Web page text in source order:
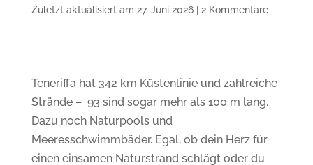
Zuletzt aktualisiert am 27. Juni 2026| 2 Kommentare
Teneriffa hat 342 km Küstenlinie und zahlreiche
Strände – 93 sind sogar mehr als 100 m lang.
Dazu noch Naturpools und
Meeresschwimmbäder. Egal, ob dein Herz für
einen einsamen Naturstrand schlägt oder du